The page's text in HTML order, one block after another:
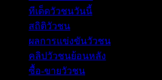
ทีเด็ดวัวชนวันนี้
สถิติวัวชน
ผลการแข่งขันวัวชน
คลิปวัวชนย้อนหลัง
ซื้อ-ขายวัวชน